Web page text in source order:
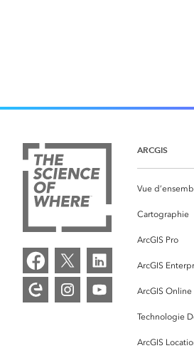
ARCGIS
Vue
Cartographie
ArcGIS Pro
ArcGIS
ArcGIS Online
Technologie
ArcGIS